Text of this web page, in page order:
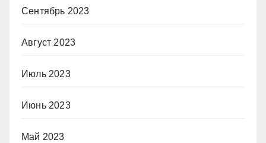
Сентябрь 2023
Август 2023
Июль 2023
Июнь 2023
Май 2023